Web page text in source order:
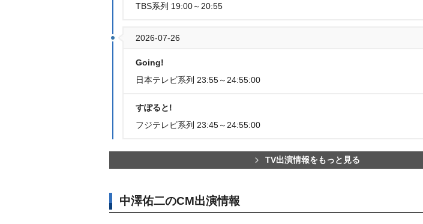
TBS系列 19:00～20:55
2026-07-26
Going!
日本テレビ系列 23:55～24:55:00
すぽると!
フジテレビ系列 23:45～24:55:00
TV出演情報をもっと見る
中澤佑二のCM出演情報